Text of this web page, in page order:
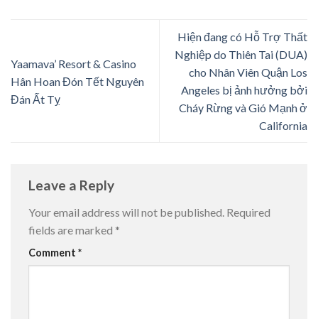
Yaamava’ Resort & Casino
Hân Hoan Đón Tết Nguyên
Đán Ất Tỵ
Hiện đang có Hỗ Trợ Thất
Nghiệp do Thiên Tai (DUA)
cho Nhân Viên Quận Los
Angeles bị ảnh hưởng bởi
Cháy Rừng và Gió Mạnh ở
California
Leave a Reply
Your email address will not be published. Required
fields are marked *
Comment *